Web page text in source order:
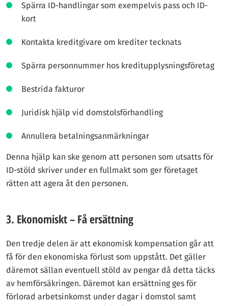
Spärra ID-handlingar som exempelvis pass och ID-
kort
Kontakta kreditgivare om krediter tecknats
Spärra personnummer hos kreditupplysningsföretag
Bestrida fakturor
Juridisk hjälp vid domstolsförhandling
Annullera betalningsanmärkningar
Denna hjälp kan ske genom att personen som utsatts för
ID-stöld skriver under en fullmakt som ger företaget
rätten att agera åt den personen.
3. Ekonomiskt – Få ersättning
Den tredje delen är att ekonomisk kompensation går att
få för den ekonomiska förlust som uppstått. Det gäller
däremot sällan eventuell stöld av pengar då detta täcks
av hemförsäkringen. Däremot kan ersättning ges för
förlorad arbetsinkomst under dagar i domstol samt